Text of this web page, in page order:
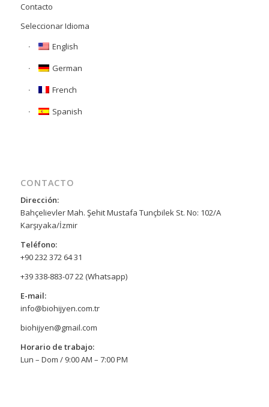
Contacto
Seleccionar Idioma
English
German
French
Spanish
CONTACTO
Dirección:
Bahçelievler Mah. Şehit Mustafa Tunçbilek St. No: 102/A
Karşıyaka/İzmir
Teléfono:
+90 232 372 64 31
+39 338-883-07 22 (Whatsapp)
E-mail:
info@biohijyen.com.tr
biohijyen@gmail.com
Horario de trabajo:
Lun – Dom / 9:00 AM – 7:00 PM